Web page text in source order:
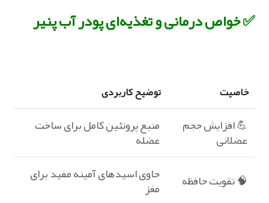
✅ خواص درمانی و تغذیه‌ای پودر آب پنیر
خاصیت توضیح کاربردی
💪 افزایش حجم
عضلانی
منبع پروتئین کامل برای ساخت
عضله
🧠 تقویت حافظه
حاوی اسیدهای آمینه مفید برای
مغز